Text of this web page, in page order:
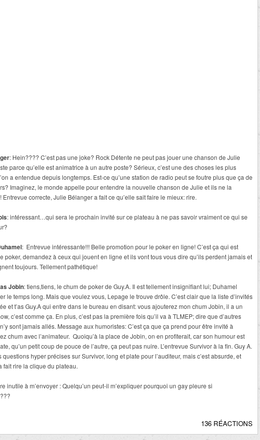
: Hein???? C’est pas une joke? Rock Détente ne peut pas jouer une chanson de Julie
parce qu’elle est animatrice à un autre poste? Sérieux, c’est une des choses les plus
a entendue depuis longtemps. Est-ce qu’une station de radio peut se foutre plus que ça de
Imaginez, le monde appelle pour entendre la nouvelle chanson de Julie et ils ne la
Entrevue correcte, Julie Bélanger a fait ce qu’elle sait faire le mieux: rire.
: intéressant…qui sera le prochain invité sur ce plateau à ne pas savoir vraiment ce qui se
: Entrevue intéressante!!! Belle promotion pour le poker en ligne! C’est ça qui est
poker, demandez à ceux qui jouent en ligne et ils vont tous vous dire qu’ils perdent jamais et
toujours. Tellement pathétique!
Jobin: tiens,tiens, le chum de poker de Guy.A. Il est tellement insignifiant lui; Duhamel
le temps long. Mais que voulez vous, Lepage le trouve drôle. C’est clair que la liste d’invités
et t’as Guy.A qui entre dans le bureau en disant: vous ajouterez mon chum Jobin, il a un
c’est comme ça. En plus, c’est pas la première fois qu’il va à TLMEP; dire que d’autres
sont jamais allés. Message aux humoristes: C’est ça que ça prend pour être invité à
chum avec l’animateur. Quoiqu’à la place de Jobin, on en profiterait, car son humour est
qu’un petit coup de pouce de l’autre, ça peut pas nuire. L’entrevue Survivor à la fin. Guy A.
questions hyper précises sur Survivor, long et plate pour l’auditeur, mais c’est absurde, et
fait rire la clique du plateau.
inutile à m’envoyer : Quelqu’un peut-il m’expliquer pourquoi un gay pleure si
136 RÉACTIONS